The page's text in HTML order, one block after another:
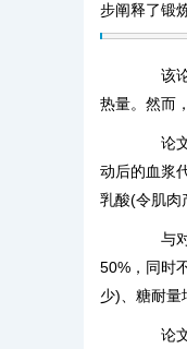
步阐释了锻
该论
热量。然而
论文
动后的血浆
乳酸(令肌肉
与对
50%，同时
少)、糖耐量
论文